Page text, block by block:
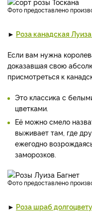
фото предоставлено
► Роза канадская
Если вам нужна
доказавшая свою
присмотреться к
Это классика с
цветками.
Её можно смело
выживает там, где
ежегодно
заморозков.
фото предоставлено
► Роза шраб